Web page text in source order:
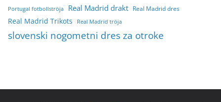
Portugal fotbollströja Real Madrid drakt Real Madrid dres
Real Madrid Trikots Real Madrid tröja
slovenski nogometni dres za otroke